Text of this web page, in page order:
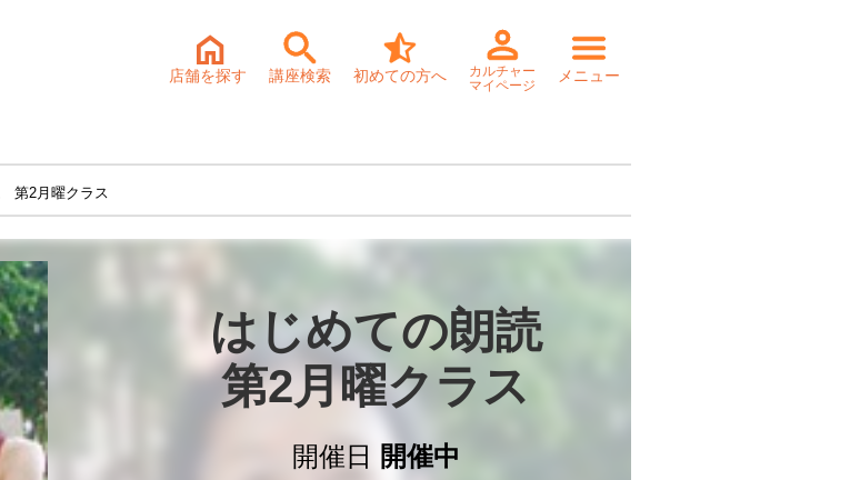
店舗を探す 講座検索 初めての方へ
カルチャー
マイページ
メニュー
第2月曜クラス
はじめての朗読
第2月曜クラス
開催日
開催中